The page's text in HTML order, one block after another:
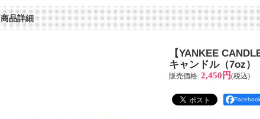
商品詳細
【YANKEE
キャンドル（7oz）
販売価格: 2,450円(税込)